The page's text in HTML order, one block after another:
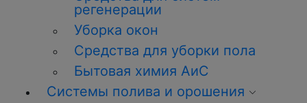
регенерации
Уборка окон
Средства для уборки пола
Бытовая химия АиС
Системы полива и орошения